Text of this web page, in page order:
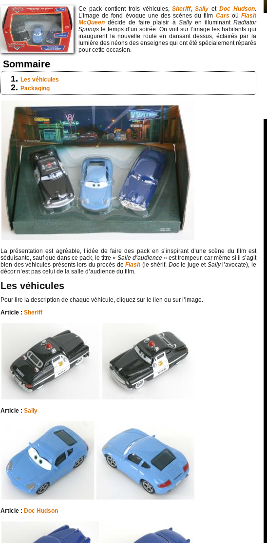
Ce pack contient trois véhicules,Sheriff,Sally etDoc Hudson.
L’image de fond évoque une des scènes du film CarsoùFlash
McQueen décide de faire plaisir à Sallyen illuminantRadiator
Springs le temps d’un soirée. On voit sur l’image les habitants qui
inaugurent la nouvelle route en dansant dessus, éclairés par la
lumière des néons des enseignes qui ont été spécialement réparés
pour cette occasion.
Sommaire
Les véhicules
Packaging
La présentation est agréable, l’idée de faire des pack en s’inspirant d’une scène du film est
séduisante, sauf que dans ce pack, le titre « Salle d’audience » est trompeur, car même si il s’agit
bien des véhicules présents lors du procès deFlash (le shérif, Docle juge et Sallyl’avocate), le
décor n’est pas celui de la salle d’audience du film.
Les véhicules
Pour lire la description de chaque véhicule, cliquez sur le lien ou sur l’image.
Article : Sheriff
Article : Sally
Article : Doc Hudson